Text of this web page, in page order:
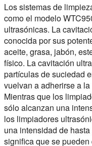
Los sistemas de
como el modelo
ultrasónicas. La
conocida por sus
aceite, grasa, jabón,
físico. La cavitación
partículas de suciedad
vuelvan a adherirse a
Mientras que los
sólo alcanzan una
los limpiadores
una intensidad de
significa que se